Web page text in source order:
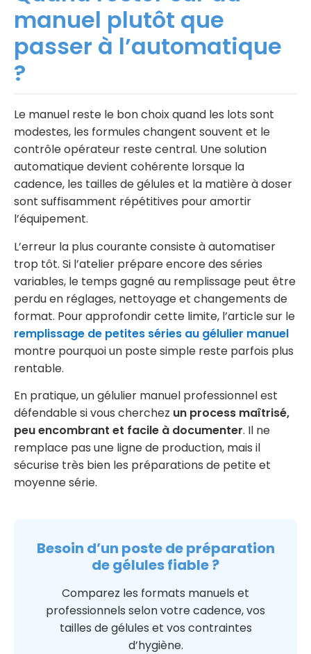
manuel plutôt que
passer à l’automatique
?
Le manuel reste le bon choix quand les lots sont
modestes, les formules changent souvent et le
contrôle opérateur reste central. Une solution
automatique devient cohérente lorsque la
cadence, les tailles de gélules et la matière à doser
sont suffisamment répétitives pour amortir
l’équipement.
L’erreur la plus courante consiste à automatiser
trop tôt. Si l’atelier prépare encore des séries
variables, le temps gagné au remplissage peut être
perdu en réglages, nettoyage et changements de
format. Pour approfondir cette limite, l’article sur le
remplissage de petites séries au gélulier manuel
montre pourquoi un poste simple reste parfois plus
rentable.
En pratique, un gélulier manuel professionnel est
défendable si vous cherchez un process maîtrisé,
peu encombrant et facile à documenter. Il ne
remplace pas une ligne de production, mais il
sécurise très bien les préparations de petite et
moyenne série.
Besoin d’un poste de préparation
de gélules fiable ?
Comparez les formats manuels et
professionnels selon votre cadence, vos
tailles de gélules et vos contraintes
d’hygiène.